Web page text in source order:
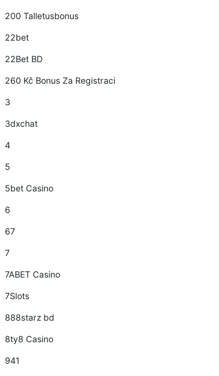
200 Talletusbonus
22bet
22Bet BD
260 Kč Bonus Za Registraci
3
3dxchat
4
5
5bet Casino
6
67
7
7ABET Casino
7Slots
888starz bd
8ty8 Casino
941